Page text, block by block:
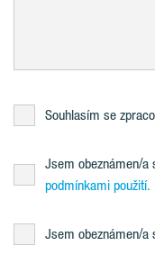
Souhlasím se
Jsem obeznámen/a
podmínkami použití.
Jsem obeznámen/a